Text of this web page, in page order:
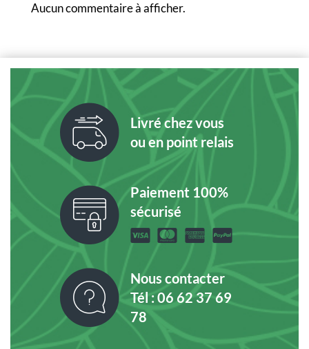
Aucun commentaire à afficher.
Livré chez vous
ou en point relais
Paiement 100%
sécurisé
Nous contacter
Tél : 06 62 37 69
78